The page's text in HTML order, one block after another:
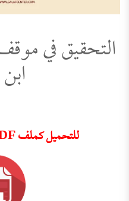
التحقيق في
للتحميل كملف PDF اضغط على الأيقونة